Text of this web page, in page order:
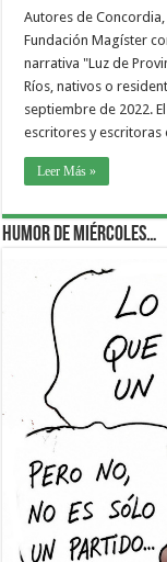
Autores de
Fundación Magíster
narrativa "Luz de
Ríos, nativos o
septiembre de 2022.
escritores y escritoras
Leer Más »
Humor de Miércoles…